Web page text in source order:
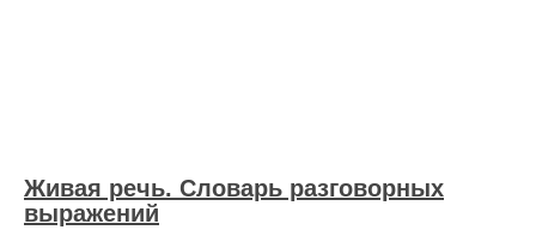
Живая речь. Словарь разговорных
выражений